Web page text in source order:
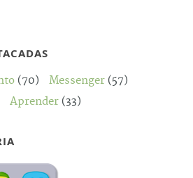
(70) Messenger (57)
Aprender (33)